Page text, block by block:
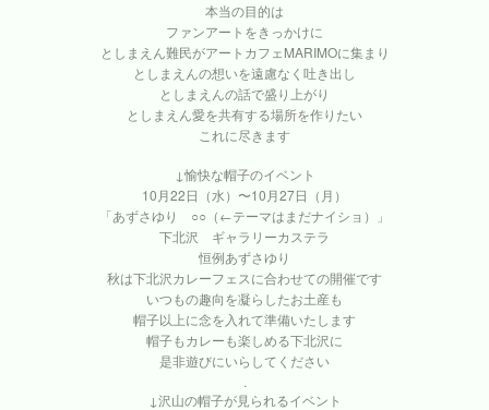
本当の目的は
ファンアートをきっかけに
としまえん難民がアートカフェMARIMOに集まり
としまえんの想いを遠慮なく吐き出し
としまえんの話で盛り上がり
としまえん愛を共有する場所を作りたい
これに尽きます
↓愉快な帽子のイベント
10月22日（水）〜10月27日（月）
「あずさゆり ○○（←テーマはまだナイショ）」
下北沢 ギャラリーカステラ
恒例あずさゆり
秋は下北沢カレーフェスに合わせての開催です
いつもの趣向を凝らしたお土産も
帽子以上に念を入れて準備いたします
帽子もカレーも楽しめる下北沢に
是非遊びにいらしてください
.
↓沢山の帽子が見られるイベント